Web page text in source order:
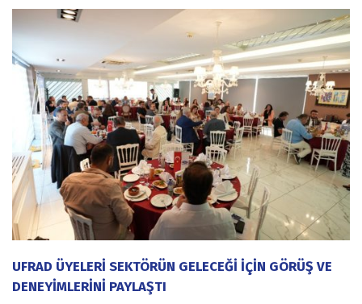
UFRAD ÜYELERİ SEKTÖRÜN GELECEĞİ İÇİN GÖRÜŞ VE
DENEYİMLERİNİ PAYLAŞTI